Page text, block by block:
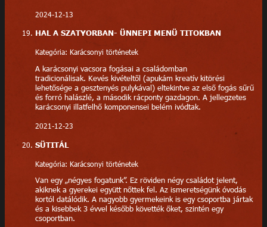
2024-12-13
HAL A SZATYORBAN- ÜNNEPI MENÜ TITOKBAN
Kategória: Karácsonyi történetek
A karácsonyi vacsora fogásai a családomban
tradicionálisak. Kevés kivételtől (apukám kreatív kitörési
lehetősége a gesztenyés pulykával) eltekintve az első fogás sűrű
és forró halászlé, a második rácponty gazdagon. A jellegzetes
karácsonyi illatfelhő komponensei belém ivódtak.
2021-12-23
SÜTITÁL
Kategória: Karácsonyi történetek
Van egy „négyes fogatunk”. Ez röviden négy családot jelent,
akiknek a gyerekei együtt nőttek fel. Az ismeretségünk óvodás
kortól datálódik. A nagyobb gyermekeink is egy csoportba jártak
és a kisebbek 3 évvel később követték őket, szintén egy
csoportban.